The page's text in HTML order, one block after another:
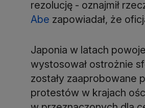
rezolucję - oznajmił
Abe zapowiadał, że
Japonia w latach
wystosował ostrożnie
zostały zaaprobowane
protestów w krajach